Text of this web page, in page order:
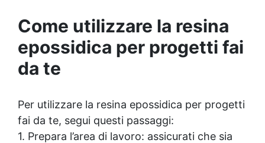
Come utilizzare la resina
epossidica per progetti fai
da te
Per utilizzare la resina epossidica per progetti
fai da te, segui questi passaggi:
1. Prepara l’area di lavoro: assicurati che sia